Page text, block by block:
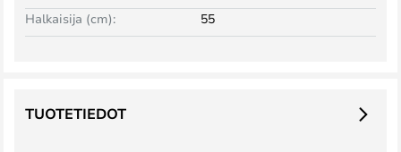
Halkaisija (cm):
55
TUOTETIEDOT